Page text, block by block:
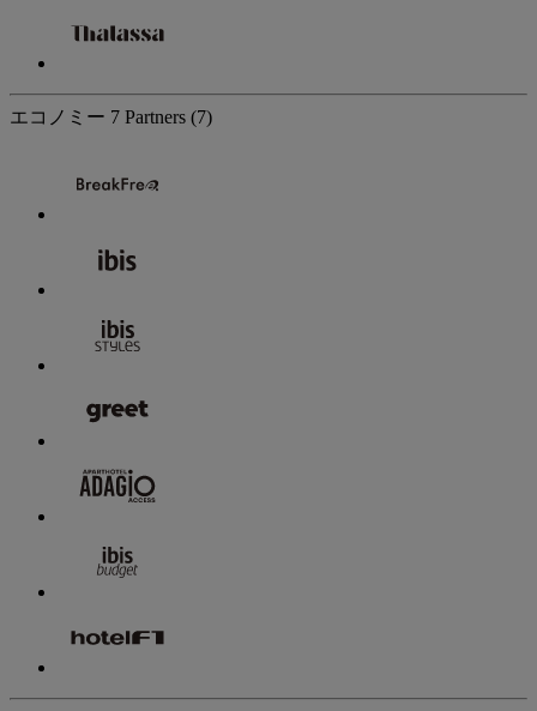
エコノミー 7 Partners (7)